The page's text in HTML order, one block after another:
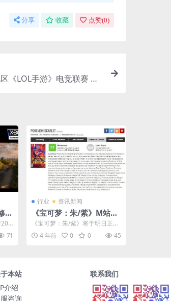
分享 收藏 点赞(0)
《LOL手游》电竞联赛 聚
复
家
71
行业 资讯新闻
《宝可梦：朱/紫》M站均
分77：系列的一大进步
《宝可梦：朱/紫》将于明日正式
发售，目前游戏的媒体评分已经
解禁，本作在M站的均分...
4 年前 0 0 45
本站
介绍
咨询
联系我们